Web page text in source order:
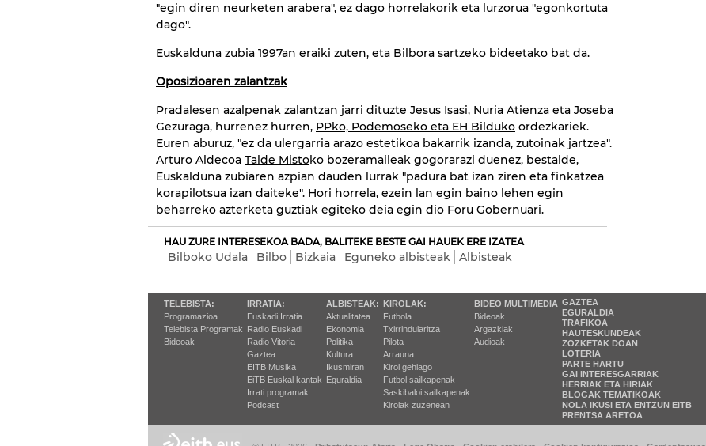
"egin diren neurketen arabera", ez dago horrelakorik eta lurzorua "egonkortuta
dago".
Euskalduna zubia 1997an eraiki zuten, eta Bilbora sartzeko bideetako bat da.
Oposizioaren zalantzak
Pradalesen azalpenak zalantzan jarri dituzte Jesus Isasi, Nuria Atienza eta Joseba
Gezuraga, hurrenez hurren, PPko, Podemoseko eta EH Bilduko ordezkariek.
Euren aburuz, "ez da ulergarria arazo estetikoa bakarrik izanda, zutoinak jartzea".
Arturo Aldecoa Talde Mistoko bozeramaileak gogorarazi duenez, bestalde,
Euskalduna zubiaren azpian dauden lurrak "padura bat izan ziren eta finkatzea
korapilotsua izan daiteke". Hori horrela, ezein lan egin baino lehen egin
beharreko azterketa guztiak egiteko deia egin dio Foru Gobernuari.
HAU ZURE INTERESEKOA BADA, BALITEKE BESTE GAI HAUEK ERE IZATEA
Bilboko Udala Bilbo Bizkaia Eguneko albisteak Albisteak
TELEBISTA:
Programazioa
Telebista Programak
Bideoak
IRRATIA:
Euskadi Irratia
Radio Euskadi
Radio Vitoria
Gaztea
EITB Musika
EiTB Euskal kantak
Irrati programak
Podcast
ALBISTEAK:
Aktualitatea
Ekonomia
Politika
Kultura
Ikusmiran
Eguraldia
KIROLAK:
Futbola
Txirrindularitza
Pilota
Arrauna
Kirol gehiago
Futbol sailkapenak
Saskibaloi sailkapenak
Kirolak zuzenean
BIDEO MULTIMEDIA
Bideoak
Argazkiak
Audioak
GAZTEA
EGURALDIA
TRAFIKOA
HAUTESKUNDEAK
ZOZKETAK DOAN
LOTERIA
PARTE HARTU
GAI INTERESGARRIAK
HERRIAK ETA HIRIAK
BLOGAK TEMATIKOAK
NOLA IKUSI ETA ENTZUN EITB
PRENTSA ARETOA